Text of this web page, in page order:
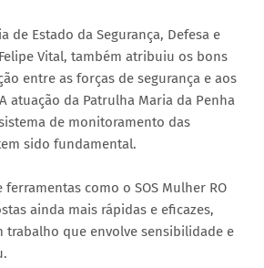
de Estado da Segurança, Defesa e
Vital, também atribuiu os bons
entre as forças de segurança e aos
atuação da Patrulha Maria da Penha
de monitoramento das
sido fundamental.
como o SOS Mulher RO
ainda mais rápidas e eficazes,
trabalho que envolve sensibilidade e